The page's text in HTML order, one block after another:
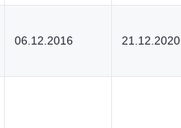
06.12.2016 21.12.2020